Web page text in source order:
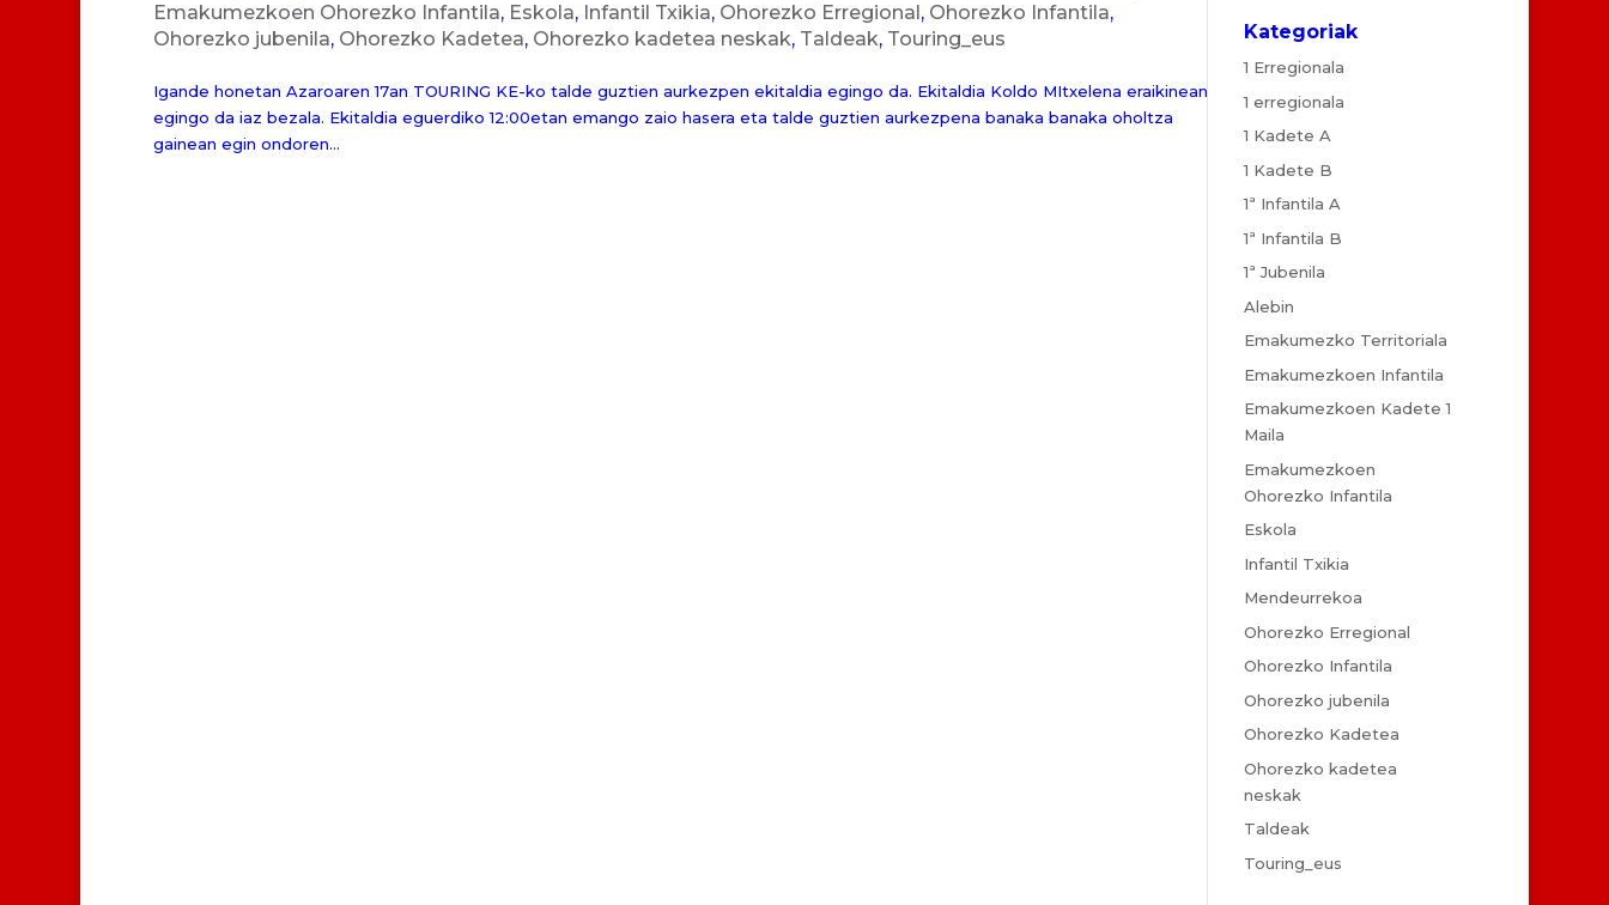
Emakumezkoen Ohorezko Infantila, Eskola, Infantil Txikia, Ohorezko Erregional, Ohorezko Infantila,
Ohorezko jubenila, Ohorezko Kadetea, Ohorezko kadetea neskak, Taldeak, Touring_eus
Igande honetan Azaroaren 17an TOURING KE-ko talde guztien aurkezpen ekitaldia egingo da. Ekitaldia Koldo MItxelena eraikinean
egingo da iaz bezala. Ekitaldia eguerdiko 12:00etan emango zaio hasera eta talde guztien aurkezpena banaka banaka oholtza
gainean egin ondoren...
Kategoriak
1 Erregionala
1 erregionala
1 Kadete A
1 Kadete B
1ª Infantila A
1ª Infantila B
1ª Jubenila
Alebin
Emakumezko Territoriala
Emakumezkoen Infantila
Emakumezkoen Kadete 1
Maila
Emakumezkoen
Ohorezko Infantila
Eskola
Infantil Txikia
Mendeurrekoa
Ohorezko Erregional
Ohorezko Infantila
Ohorezko jubenila
Ohorezko Kadetea
Ohorezko kadetea
neskak
Taldeak
Touring_eus